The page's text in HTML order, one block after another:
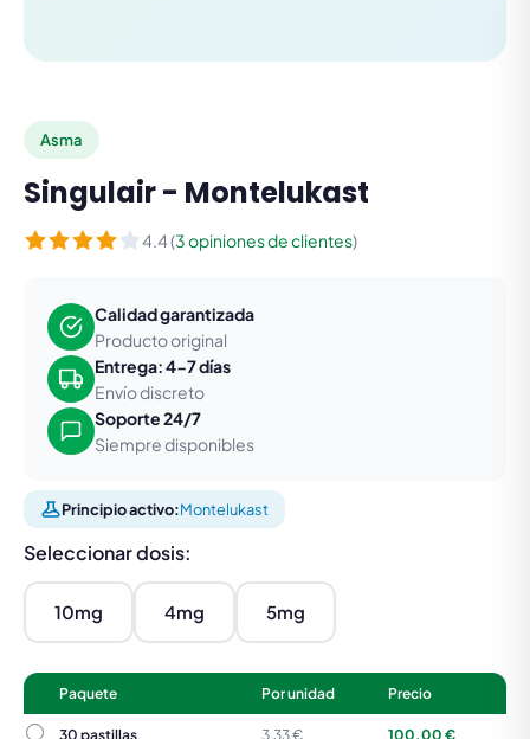
Asma
Singulair - Montelukast
4.4 (3 opiniones de clientes)
Calidad garantizada
Producto original
Entrega: 4-7 días
Envío discreto
Soporte 24/7
Siempre disponibles
Principio activo:Montelukast
Seleccionar dosis:
10mg 4mg 5mg
Paquete Por unidad Precio
30 pastillas
30 pastillas 3.33 € 100.00 €